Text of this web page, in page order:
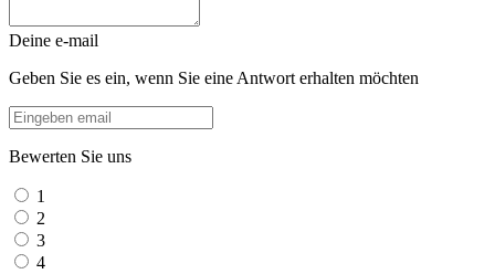
Deine e-mail
Geben Sie es ein, wenn Sie eine Antwort erhalten möchten
Bewerten Sie uns
1
2
3
4